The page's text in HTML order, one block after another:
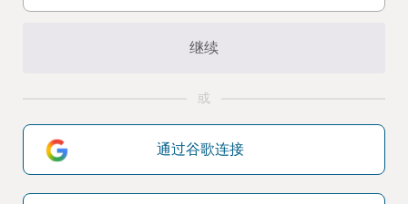
继续
或
通过谷歌连接